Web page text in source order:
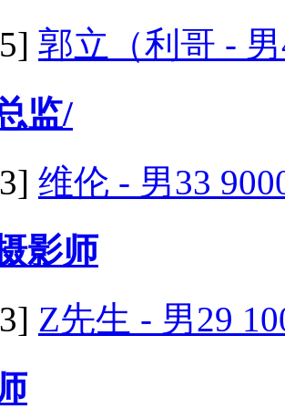
郭立（利哥 -
监/
维伦 - 男33
影师
Z先生 - 男29